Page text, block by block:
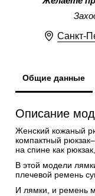
Санкт-
Общие данные
Описание
Женский кожаный
компактный
на спине как
В этой модели
плечевой ремень
И лямки, и ремень